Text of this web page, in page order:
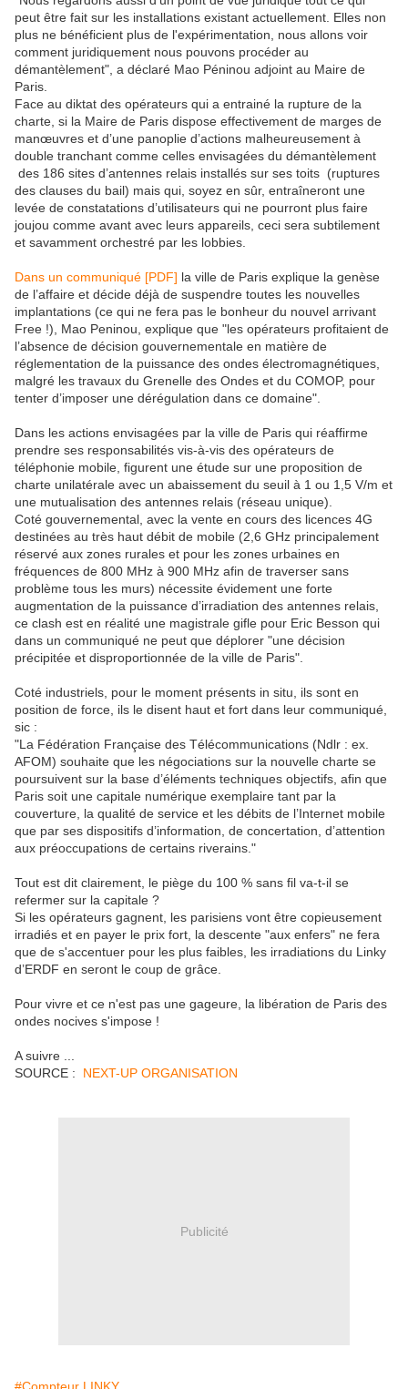
peut être fait sur les installations existant actuellement. Elles non
plus ne bénéficient plus de l'expérimentation, nous allons voir
comment juridiquement nous pouvons procéder au
démantèlement", a déclaré Mao Péninou adjoint au Maire de
Paris.
Face au diktat des opérateurs qui a entrainé la rupture de la
charte, si la Maire de Paris dispose effectivement de marges de
manœuvres et d’une panoplie d’actions malheureusement à
double tranchant comme celles envisagées du démantèlement
des 186 sites d’antennes relais installés sur ses toits (ruptures
des clauses du bail) mais qui, soyez en sûr, entraîneront une
levée de constatations d’utilisateurs qui ne pourront plus faire
joujou comme avant avec leurs appareils, ceci sera subtilement
et savamment orchestré par les lobbies.
Dans un communiqué [PDF] la ville de Paris explique la genèse
de l’affaire et décide déjà de suspendre toutes les nouvelles
implantations (ce qui ne fera pas le bonheur du nouvel arrivant
Free !), Mao Peninou, explique que "les opérateurs profitaient de
l’absence de décision gouvernementale en matière de
réglementation de la puissance des ondes électromagnétiques,
malgré les travaux du Grenelle des Ondes et du COMOP, pour
tenter d’imposer une dérégulation dans ce domaine".
Dans les actions envisagées par la ville de Paris qui réaffirme
prendre ses responsabilités vis-à-vis des opérateurs de
téléphonie mobile, figurent une étude sur une proposition de
charte unilatérale avec un abaissement du seuil à 1 ou 1,5 V/m et
une mutualisation des antennes relais (réseau unique).
Coté gouvernemental, avec la vente en cours des licences 4G
destinées au très haut débit de mobile (2,6 GHz principalement
réservé aux zones rurales et pour les zones urbaines en
fréquences de 800 MHz à 900 MHz afin de traverser sans
problème tous les murs) nécessite évidement une forte
augmentation de la puissance d’irradiation des antennes relais,
ce clash est en réalité une magistrale gifle pour Eric Besson qui
dans un communiqué ne peut que déplorer "une décision
précipitée et disproportionnée de la ville de Paris".
Coté industriels, pour le moment présents in situ, ils sont en
position de force, ils le disent haut et fort dans leur communiqué,
sic :
"La Fédération Française des Télécommunications (Ndlr : ex.
AFOM) souhaite que les négociations sur la nouvelle charte se
poursuivent sur la base d’éléments techniques objectifs, afin que
Paris soit une capitale numérique exemplaire tant par la
couverture, la qualité de service et les débits de l’Internet mobile
que par ses dispositifs d’information, de concertation, d’attention
aux préoccupations de certains riverains."
Tout est dit clairement, le piège du 100 % sans fil va-t-il se
refermer sur la capitale ?
Si les opérateurs gagnent, les parisiens vont être copieusement
irradiés et en payer le prix fort, la descente "aux enfers" ne fera
que de s'accentuer pour les plus faibles, les irradiations du Linky
d’ERDF en seront le coup de grâce.
Pour vivre et ce n'est pas une gageure, la libération de Paris des
ondes nocives s'impose !
A suivre ...
SOURCE : NEXT-UP ORGANISATION
Publicité